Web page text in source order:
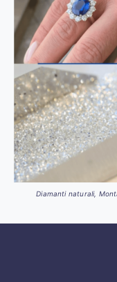
Diamanti naturali,